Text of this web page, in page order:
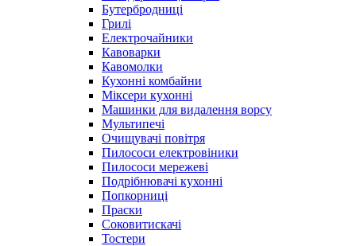
Бутербродниці
Грилі
Електрочайники
Кавоварки
Кавомолки
Кухонні комбайни
Міксери кухонні
Машинки для видалення ворсу
Мультипечі
Очищувачі повітря
Пилососи електровіники
Пилососи мережеві
Подрібнювачі кухонні
Попкорниці
Праски
Соковитискачі
Тостери